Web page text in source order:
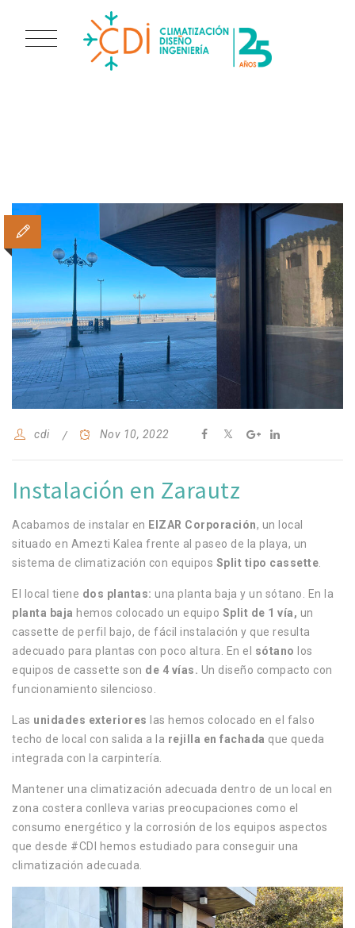
cdi Nov 10, 2022
Instalación en Zarautz
Acabamos de instalar en EIZAR Corporación, un local
situado en Amezti Kalea frente al paseo de la playa, un
sistema de climatización con equipos Split tipo cassette
El local tiene dos plantas: una planta baja y un sótano. En la
planta baja hemos colocado un equipo Split de 1 vía, un
cassette de perfil bajo, de fácil instalación y que resulta
adecuado para plantas con poco altura.
En el sótano los
equipos de cassette son de 4 vías. Un diseño compacto con
funcionamiento silencioso.
Las unidades exteriores las hemos colocado en el falso
techo de local con salida a la rejilla en fachada que queda
integrada con la carpintería.
Mantener una climatización adecuada dentro de un local en
zona costera conlleva varias preocupaciones como el
consumo energético y la corrosión de los equipos aspectos
que desde #CDI hemos estudiado para conseguir una
climatización adecuada.